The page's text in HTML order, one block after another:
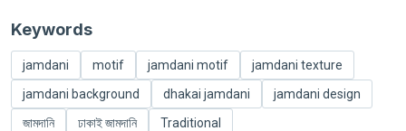
Keywords
jamdani motif jamdani motif
jamdani texture
jamdani background
dhakai jamdani
jamdani design
জামদানি
ঢাকাই জামদানি Traditional